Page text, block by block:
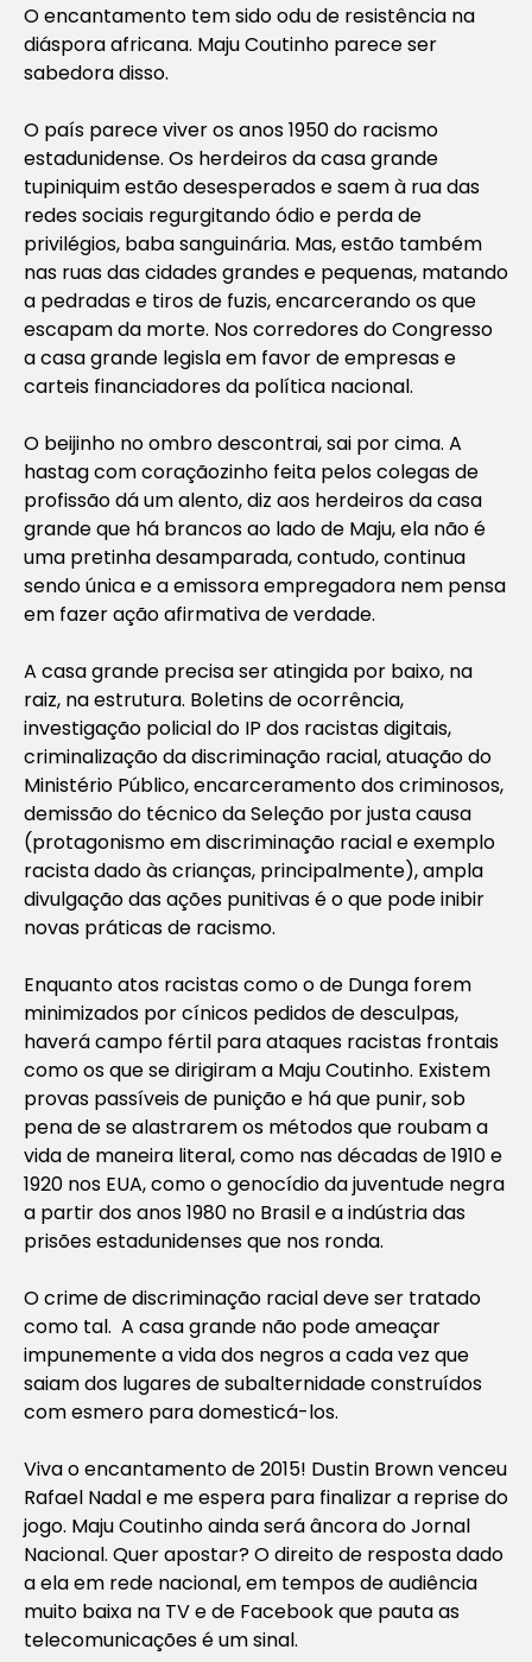
O encantamento tem sido odu de resistência na
diáspora africana. Maju Coutinho parece ser
sabedora disso.
O país parece viver os anos 1950 do racismo
estadunidense. Os herdeiros da casa grande
tupiniquim estão desesperados e saem à rua das
redes sociais regurgitando ódio e perda de
privilégios, baba sanguinária. Mas, estão também
nas ruas das cidades grandes e pequenas, matando
a pedradas e tiros de fuzis, encarcerando os que
escapam da morte. Nos corredores do Congresso
a casa grande legisla em favor de empresas e
carteis financiadores da política nacional.
O beijinho no ombro descontrai, sai por cima. A
hastag com coraçãozinho feita pelos colegas de
profissão dá um alento, diz aos herdeiros da casa
grande que há brancos ao lado de Maju, ela não é
uma pretinha desamparada, contudo, continua
sendo única e a emissora empregadora nem pensa
em fazer ação afirmativa de verdade.
A casa grande precisa ser atingida por baixo, na
raiz, na estrutura. Boletins de ocorrência,
investigação policial do IP dos racistas digitais,
criminalização da discriminação racial, atuação do
Ministério Público, encarceramento dos criminosos,
demissão do técnico da Seleção por justa causa
(protagonismo em discriminação racial e exemplo
racista dado às crianças, principalmente), ampla
divulgação das ações punitivas é o que pode inibir
novas práticas de racismo.
Enquanto atos racistas como o de Dunga forem
minimizados por cínicos pedidos de desculpas,
haverá campo fértil para ataques racistas frontais
como os que se dirigiram a Maju Coutinho. Existem
provas passíveis de punição e há que punir, sob
pena de se alastrarem os métodos que roubam a
vida de maneira literal, como nas décadas de 1910 e
1920 nos EUA, como o genocídio da juventude negra
a partir dos anos 1980 no Brasil e a indústria das
prisões estadunidenses que nos ronda.
O crime de discriminação racial deve ser tratado
como tal. A casa grande não pode ameaçar
impunemente a vida dos negros a cada vez que
saiam dos lugares de subalternidade construídos
com esmero para domesticá-los.
Viva o encantamento de 2015! Dustin Brown venceu
Rafael Nadal e me espera para finalizar a reprise do
jogo. Maju Coutinho ainda será âncora do Jornal
Nacional. Quer apostar? O direito de resposta dado
a ela em rede nacional, em tempos de audiência
muito baixa na TV e de Facebook que pauta as
telecomunicações é um sinal.